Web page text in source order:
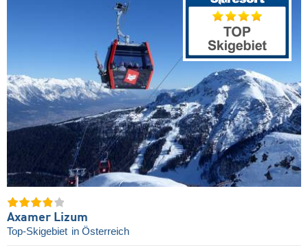
Axamer Lizum
Top-Skigebiet in Österreich